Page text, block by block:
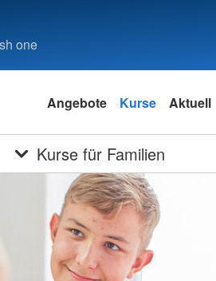
one
Angebote Kurse Aktuell
Kurse für Familien